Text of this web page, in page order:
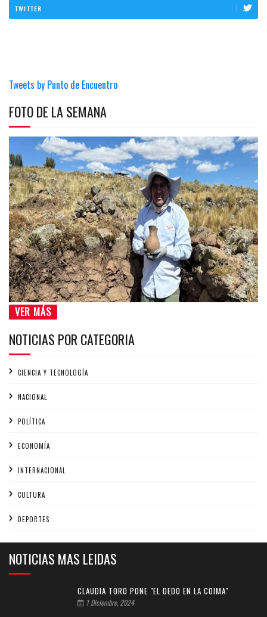
TWITTER
Tweets by Punto de Encuentro
FOTO DE LA SEMANA
VER MÁS
NOTICIAS POR CATEGORIA
CIENCIA Y TECNOLOGÍA
NACIONAL
POLÍTICA
ECONOMÍA
INTERNACIONAL
CULTURA
DEPORTES
NOTICIAS MAS LEIDAS
CLAUDIA TORO PONE "EL DEDO EN LA COIMA"
1 Diciembre, 2024